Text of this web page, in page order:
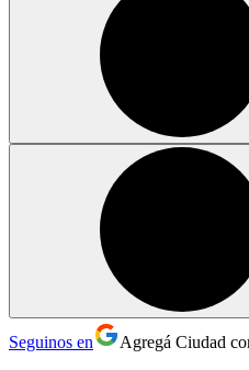
Seguinos en Agregá Ciudad